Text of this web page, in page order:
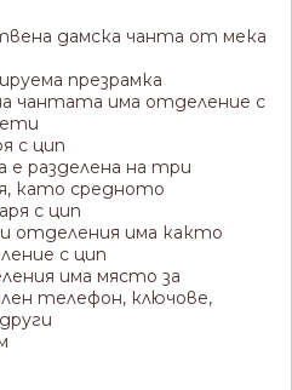
дамска чанта от мека
презрамка
чантата има отделение с
с цип
разделена на три
като средното
с цип
отделения има както
с цип
има място за
телефон, ключове,